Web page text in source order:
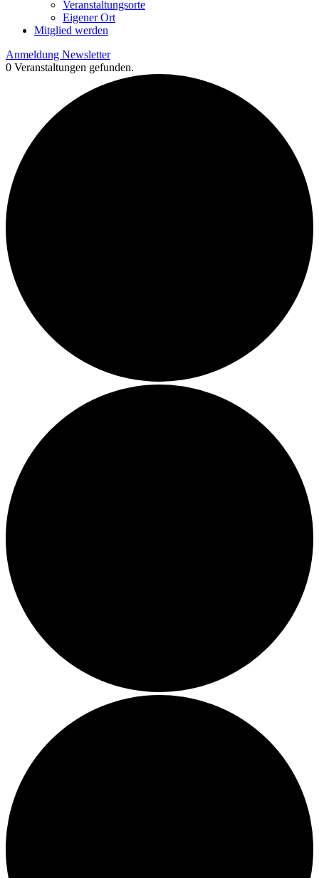
Veranstaltungsorte
Eigener Ort
Mitglied werden
Anmeldung Newsletter
0 Veranstaltungen gefunden.